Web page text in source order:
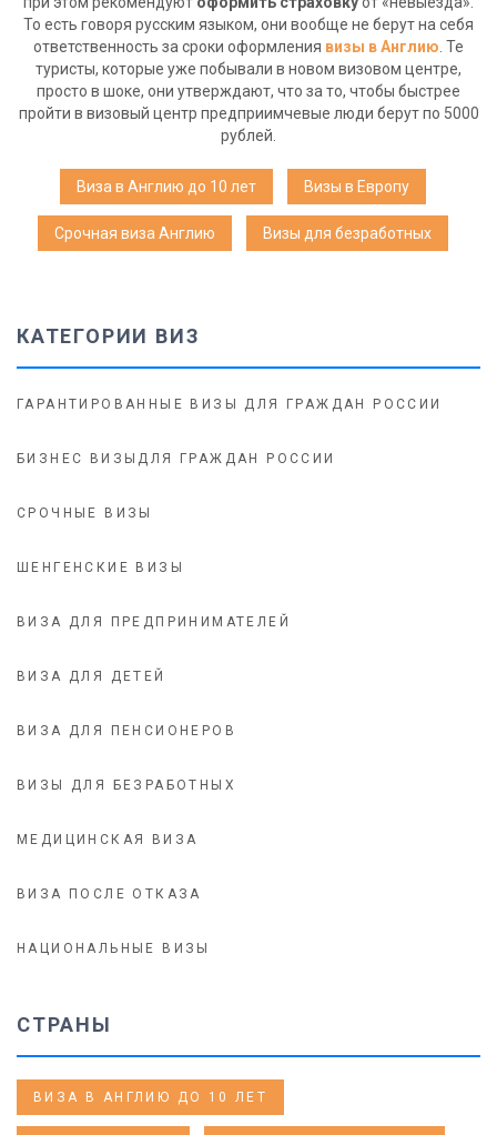
То есть говоря русским языком, они вообще не берут на себя
ответственность за сроки оформления визы в Англию. Те
туристы, которые уже побывали в новом визовом центре,
просто в шоке, они утверждают, что за то, чтобы быстрее
пройти в визовый центр предприимчевые люди берут по 5000
рублей.
Виза в Англию до 10 лет Визы в Европу
Срочная виза Англию Визы для безработных
КАТЕГОРИИ ВИЗ
ГАРАНТИРОВАННЫЕ ВИЗЫ ДЛЯ ГРАЖДАН РОССИИ
БИЗНЕС ВИЗЫДЛЯ ГРАЖДАН РОССИИ
СРОЧНЫЕ ВИЗЫ
ШЕНГЕНСКИЕ ВИЗЫ
ВИЗА ДЛЯ ПРЕДПРИНИМАТЕЛЕЙ
ВИЗА ДЛЯ ДЕТЕЙ
ВИЗА ДЛЯ ПЕНСИОНЕРОВ
ВИЗЫ ДЛЯ БЕЗРАБОТНЫХ
МЕДИЦИНСКАЯ ВИЗА
ВИЗА ПОСЛЕ ОТКАЗА
НАЦИОНАЛЬНЫЕ ВИЗЫ
СТРАНЫ
ВИЗА В АНГЛИЮ ДО 10 ЛЕТ